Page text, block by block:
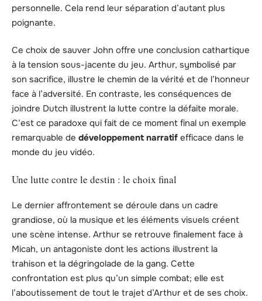
personnelle. Cela rend leur séparation d’autant plus
poignante.
Ce choix de sauver John offre une conclusion cathartique
à la tension sous-jacente du jeu. Arthur, symbolisé par
son sacrifice, illustre le chemin de la vérité et de l’honneur
face à l’adversité. En contraste, les conséquences de
joindre Dutch illustrent la lutte contre la défaite morale.
C’est ce paradoxe qui fait de ce moment final un exemple
remarquable de développement narratif efficace dans le
monde du jeu vidéo.
Une lutte contre le destin : le choix final
Le dernier affrontement se déroule dans un cadre
grandiose, où la musique et les éléments visuels créent
une scène intense. Arthur se retrouve finalement face à
Micah, un antagoniste dont les actions illustrent la
trahison et la dégringolade de la gang. Cette
confrontation est plus qu’un simple combat; elle est
l’aboutissement de tout le trajet d’Arthur et de ses choix.